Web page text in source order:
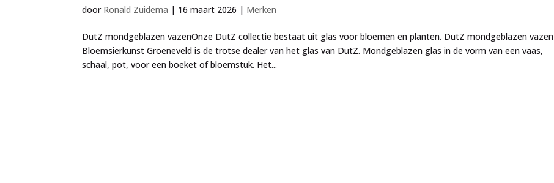
door Ronald Zuidema | 16 maart 2026 | Merken
DutZ mondgeblazen vazenOnze DutZ collectie bestaat uit glas voor bloemen en planten. DutZ mondgeblazen vazen
Bloemsierkunst Groeneveld is de trotse dealer van het glas van DutZ. Mondgeblazen glas in de vorm van een vaas,
schaal, pot, voor een boeket of bloemstuk. Het...